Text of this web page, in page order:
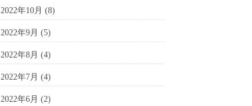
2022年10月 (8)
2022年9月 (5)
2022年8月 (4)
2022年7月 (4)
2022年6月 (2)